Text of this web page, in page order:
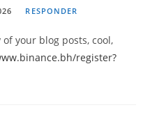
RESPONDER
your blog posts, cool,
register?